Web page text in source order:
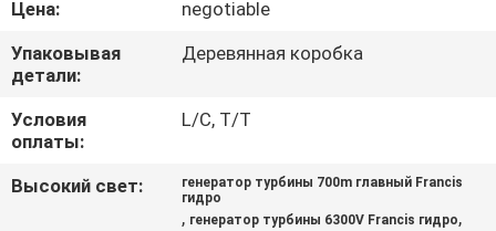
ПРОВЕРКА
КАЧЕСТВА
СВЯЖИТЕСЬ
МЫ
Цена:
negotiable
Упаковывая
детали:
Деревянная коробка
Условия
оплаты:
L/C, T/T
Высокий свет:
генератор турбины 700m главный Francis
гидро
, генератор турбины 6300V Francis гидро,